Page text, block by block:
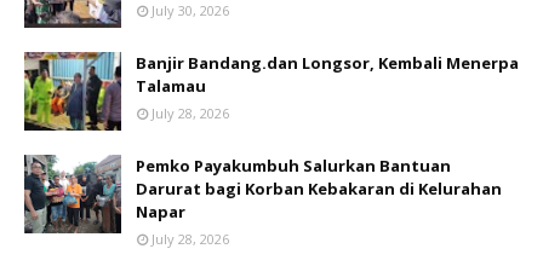
July 30, 2026
Banjir Bandang.dan Longsor, Kembali Menerpa
Talamau
July 28, 2026
Pemko Payakumbuh Salurkan Bantuan
Darurat bagi Korban Kebakaran di Kelurahan
Napar
July 28, 2026